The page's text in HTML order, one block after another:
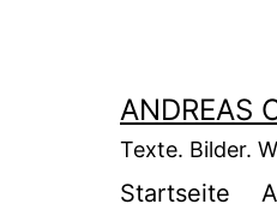
ANDREAS
Texte. Bilder.
Startseite